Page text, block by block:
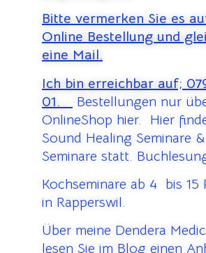
Bitte vermerken Sie es
Online Bestellung und
eine Mail.
Ich bin erreichbar auf;
01.
Bestellungen nur
OnlineShop hier. Hier
Sound Healing Seminare
Seminare statt.
Kochseminare ab 4 bis 15
in Rapperswil.
Über meine Dendera
lesen Sie im Blog einen